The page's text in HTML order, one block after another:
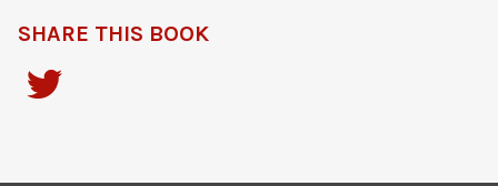
SHARE THIS BOOK